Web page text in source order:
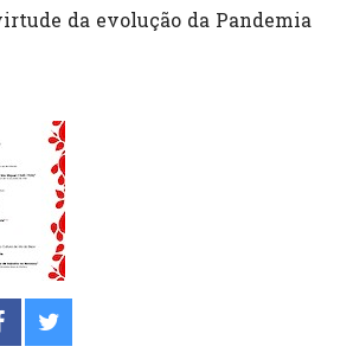
da evolução da Pandemia